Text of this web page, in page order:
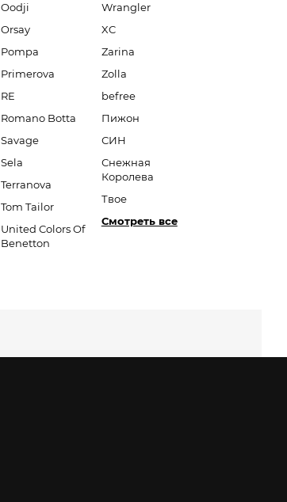
Oodji
Orsay
Pompa
Primerova
RE
Romano Botta
Savage
Sela
Terranova
Tom Tailor
United Colors Of
Benetton
Wrangler
XC
Zarina
Zolla
befree
Пижон
СИН
Снежная
Королева
Твое
Смотреть все